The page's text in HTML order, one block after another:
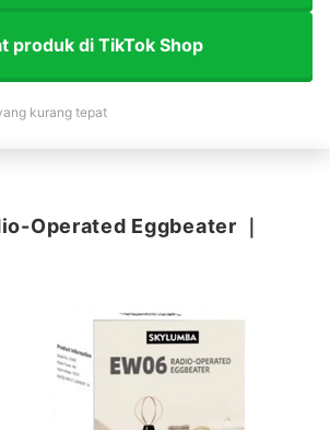
produk di TikTok Shop
kurang tepat
Operated Eggbeater